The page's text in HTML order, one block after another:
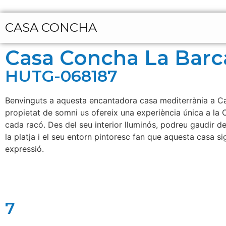
CASA CONCHA
Casa Concha La
HUTG-068187
Benvinguts a aquesta encantadora casa mediterrània a
propietat de somni us ofereix una experiència única a la
cada racó. Des del seu interior lluminós, podreu gaudir
la platja i el seu entorn pintoresc fan que aquesta casa
expressió.
7